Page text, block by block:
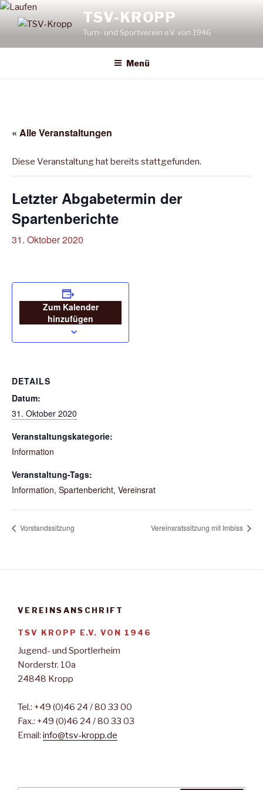
Zum
Inhalt
TSV-KROPP
Turn- und Sportverein e.V. von 1946
Menü
« Alle Veranstaltungen
Diese Veranstaltung hat bereits stattgefunden.
Letzter Abgabetermin der
Spartenberichte
31. Oktober 2020
Zum Kalender
hinzufügen
DETAILS
Datum:
31. Oktober 2020
Veranstaltungskategorie:
Information
Veranstaltung-Tags:
Information, Spartenbericht, Vereinsrat
Vorstandssitzung Vereinsratssitzung mit Imbiss
VEREINSANSCHRIFT
TSV KROPP E.V. VON 1946
Jugend- und Sportlerheim
Norderstr. 10a
24848 Kropp
Tel.: +49 (0)46 24 / 80 33 00
Fax.: +49 (0)46 24 / 80 33 03
Email: info@tsv-kropp.de